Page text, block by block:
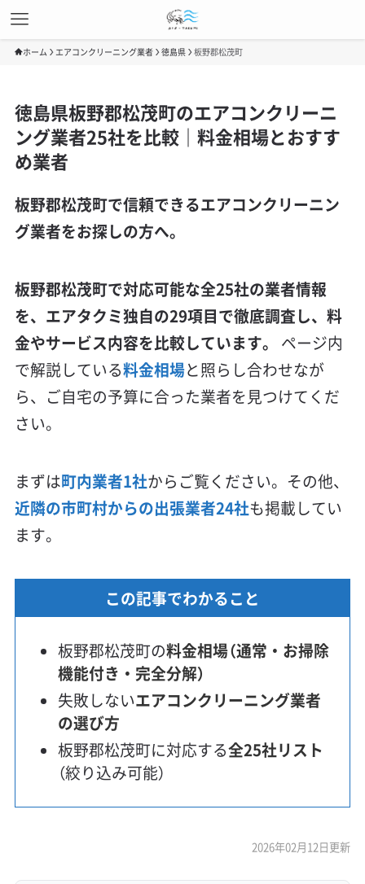
ホーム エアコンクリーニング業者 徳島県 板野郡松茂町
徳島県板野郡松茂町のエアコンクリーニ
ング業者25社を比較｜料金相場とおすす
め業者
板野郡松茂町で信頼できるエアコンクリーニン
グ業者をお探しの方へ。
板野郡松茂町で対応可能な全25社の業者情報
を、エアタクミ独自の29項目で徹底調査し、料
金やサービス内容を比較しています。
ページ内
で解説している料金相場と照らし合わせなが
ら、ご自宅の予算に合った業者を見つけてくだ
さい。
まずは町内業者1社からご覧ください。その他、
近隣の市町村からの出張業者24社も掲載してい
ます。
この記事でわかること
板野郡松茂町の料金相場（通常・お掃除
機能付き・完全分解）
失敗しないエアコンクリーニング業者
の選び方
板野郡松茂町に対応する全25社リスト
（絞り込み可能）
2026年02月12日更新